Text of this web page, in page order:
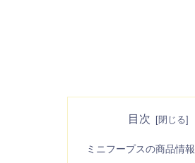
目次
ミニフープスの商品情報